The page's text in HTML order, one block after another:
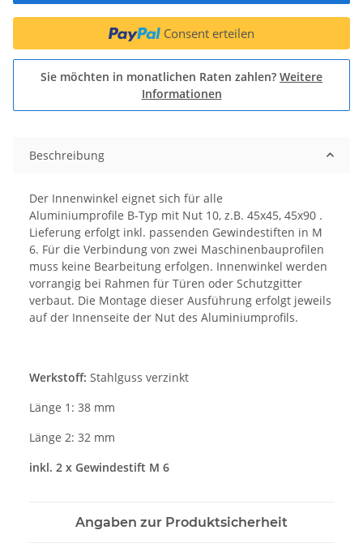
Consent erteilen
Sie möchten in monatlichen Raten zahlen? Weitere
Informationen
Beschreibung
Der Innenwinkel eignet sich für alle
Aluminiumprofile B-Typ mit Nut 10, z.B. 45x45, 45x90 .
Lieferung erfolgt inkl. passenden Gewindestiften in M
6. Für die Verbindung von zwei Maschinenbauprofilen
muss keine Bearbeitung erfolgen. Innenwinkel werden
vorrangig bei Rahmen für Türen oder Schutzgitter
verbaut. Die Montage dieser Ausführung erfolgt jeweils
auf der Innenseite der Nut des Aluminiumprofils.
Werkstoff: Stahlguss verzinkt
Länge 1: 38 mm
Länge 2: 32 mm
inkl. 2 x Gewindestift M 6
Angaben zur Produktsicherheit